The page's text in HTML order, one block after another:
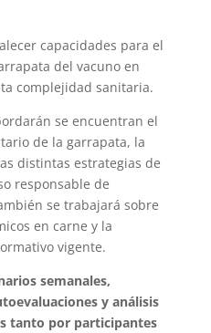
capacidades para el
del vacuno en
complejidad sanitaria.
se encuentran el
de la garrapata, la
distintas estrategias de
responsable de
se trabajará sobre
en carne y la
vigente.
semanales,
y análisis
tanto por participantes